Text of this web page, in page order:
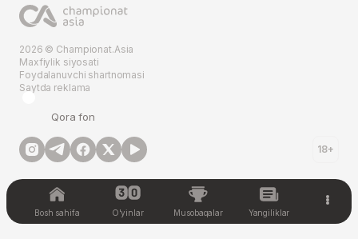
2026 © Championat.Asia
Maxfiylik siyosati
Foydalanuvchi shartnomasi
Saytda reklama
Qora fon
18+
Bosh sahifa O'yinlar Musobaqalar Yangiliklar